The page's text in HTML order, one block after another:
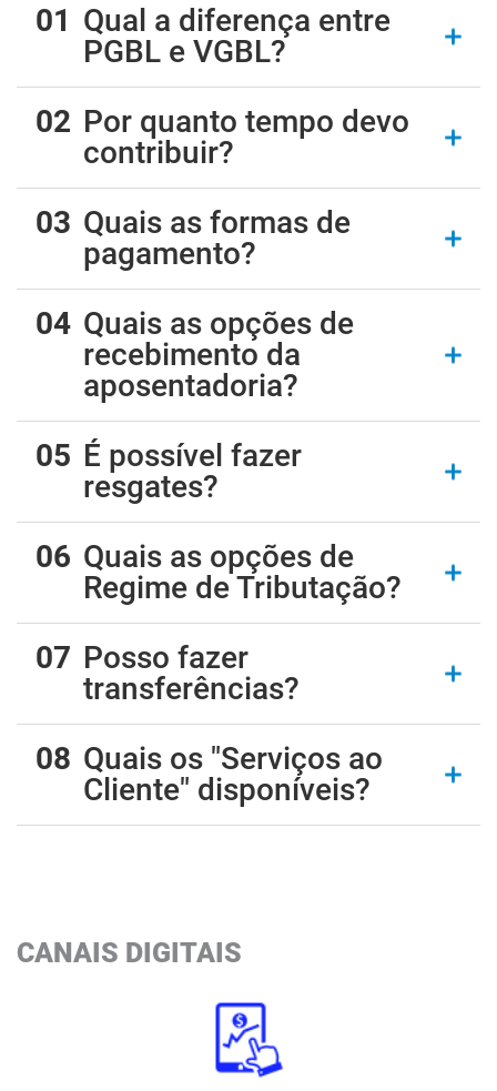
Qual a diferença entre
PGBL e VGBL?
Por quanto tempo devo
contribuir?
Quais as formas de
pagamento?
Quais as opções de
recebimento da
aposentadoria?
É possível fazer
resgates?
Quais as opções de
Regime de Tributação?
Posso fazer
transferências?
Quais os "Serviços ao
Cliente" disponíveis?
CANAIS DIGITAIS